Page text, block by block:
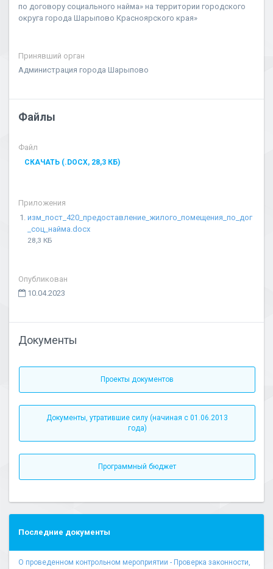
по договору социального найма» на территории городского
округа города Шарыпово Красноярского края»
Принявший орган
Администрация города Шарыпово
Файлы
Файл
СКАЧАТЬ (.DOCX, 28,3 КБ)
Приложения
изм_пост_420_предоставление_жилого_помещения_по_дог
_соц_найма.docx
28,3 КБ
Опубликован
10.04.2023
Документы
Проекты документов
Документы, утратившие силу (начиная с 01.06.2013
года)
Программный бюджет
Последние документы
О проведенном контрольном мероприятии - Проверка законности,